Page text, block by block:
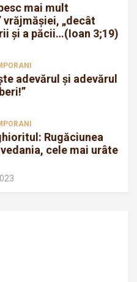
mai mult
vrăjmăşiei, „decât
şi a păcii…(Ioan 3;19)
adevărul şi adevărul
Rugăciunea
cele mai urâte